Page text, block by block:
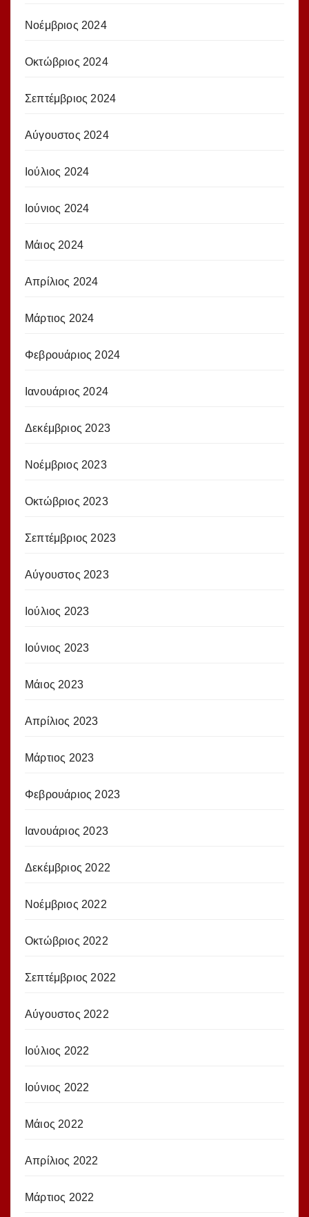
Νοέμβριος 2024
Οκτώβριος 2024
Σεπτέμβριος 2024
Αύγουστος 2024
Ιούλιος 2024
Ιούνιος 2024
Μάιος 2024
Απρίλιος 2024
Μάρτιος 2024
Φεβρουάριος 2024
Ιανουάριος 2024
Δεκέμβριος 2023
Νοέμβριος 2023
Οκτώβριος 2023
Σεπτέμβριος 2023
Αύγουστος 2023
Ιούλιος 2023
Ιούνιος 2023
Μάιος 2023
Απρίλιος 2023
Μάρτιος 2023
Φεβρουάριος 2023
Ιανουάριος 2023
Δεκέμβριος 2022
Νοέμβριος 2022
Οκτώβριος 2022
Σεπτέμβριος 2022
Αύγουστος 2022
Ιούλιος 2022
Ιούνιος 2022
Μάιος 2022
Απρίλιος 2022
Μάρτιος 2022